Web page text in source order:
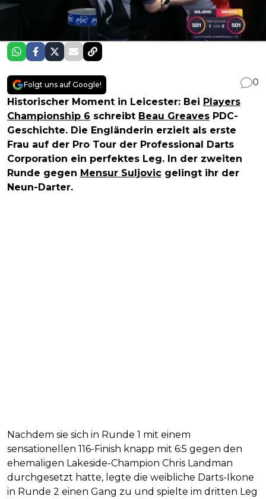
Folgt uns auf Google!
0
Historischer Moment in Leicester: Bei Players
Championship 6 schreibt Beau Greaves PDC-
Geschichte. Die Engländerin erzielt als erste
Frau auf der Pro Tour der Professional Darts
Corporation ein perfektes Leg. In der zweiten
Runde gegen Mensur Suljovic gelingt ihr der
Neun-Darter.
Nachdem sie sich in Runde 1 mit einem
sensationellen 116-Finish knapp mit 6:5 gegen den
ehemaligen Lakeside-Champion Chris Landman
durchgesetzt hatte, legte die weibliche Darts-Ikone
in Runde 2 einen Gang zu und spielte im dritten Leg